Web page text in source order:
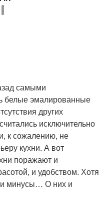
самыми
белые эмалированные
других
исключительно
к сожалению, не
кухни. А вот
поражают и
и удобством. Хотя
и минусы… О них и